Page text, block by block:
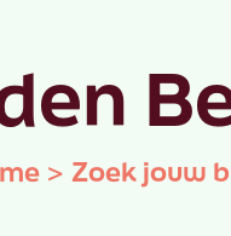
> Zoek jouw